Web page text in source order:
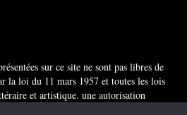
sur ce site ne sont pas libres de
la loi du 11 mars 1957 et toutes les lois
et artistique. une autorisation